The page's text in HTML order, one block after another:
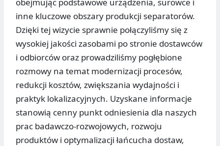
obejmując podstawowe urządzenia, surowce i
inne kluczowe obszary produkcji separatorów.
Dzięki tej wizycie sprawnie połączyliśmy się z
wysokiej jakości zasobami po stronie dostawców
i odbiorców oraz prowadziliśmy pogłębione
rozmowy na temat modernizacji procesów,
redukcji kosztów, zwiększania wydajności i
praktyk lokalizacyjnych. Uzyskane informacje
stanowią cenny punkt odniesienia dla naszych
prac badawczo-rozwojowych, rozwoju
produktów i optymalizacji łańcucha dostaw,